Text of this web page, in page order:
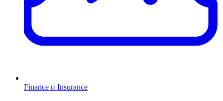
Finance и Insurance